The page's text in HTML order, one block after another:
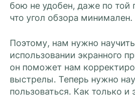
бою не удобен, даже по той
что угол обзора минимален.
Поэтому, нам нужно
использовании экранного
он поможет нам
выстрелы. Теперь нужно
пользоваться. Как только и